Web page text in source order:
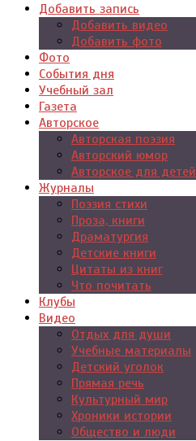
Добавить запись
Добавить видео
Добавить фото
Фото
События дня
Учебный зал
Газета
Авторское
Авторская поэзия
Авторский юмор
Авторское для детей
Журналы
Поэзия стихи
Проза, книги
Драматургия
Детские книги
Цитаты из книг
Что почитать
Клубы
Видео
Отдых для души
Учебные материалы
Детский уголок
Прямая речь
Культурный мир
Хроники истории
Общество и люди